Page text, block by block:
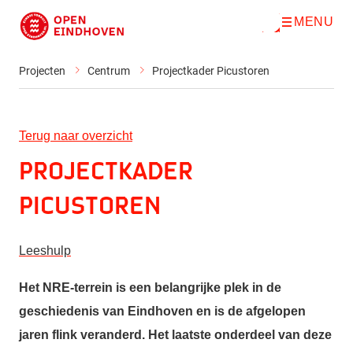
Direct naar de inhoud
O
MENU
Projecten Centrum Projectkader Picustoren
Terug naar overzicht
Projectkader
Picustoren
Leeshulp
Het NRE-terrein is een belangrijke plek in de
geschiedenis van Eindhoven en is de afgelopen
jaren flink veranderd. Het laatste onderdeel van deze